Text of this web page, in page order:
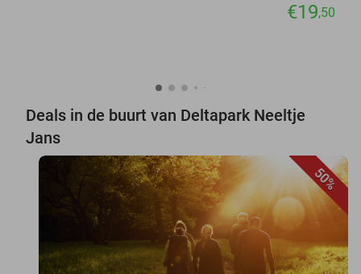
€19,50
Deals in de buurt van Deltapark Neeltje
Jans
50%